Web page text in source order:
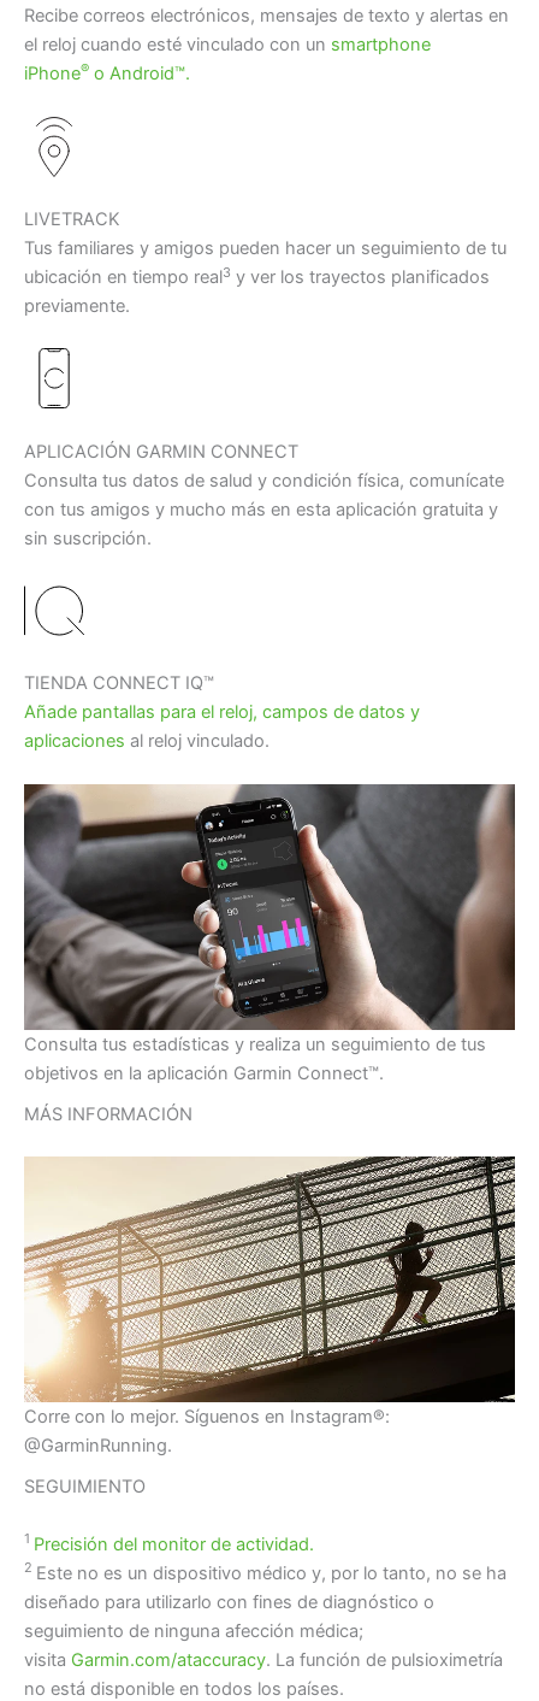
Recibe correos electrónicos, mensajes de texto y alertas en
el reloj cuando esté vinculado con un smartphone
iPhone® o Android™.
LIVETRACK
Tus familiares y amigos pueden hacer un seguimiento de tu
ubicación en tiempo real3 y ver los trayectos planificados
previamente.
APLICACIÓN GARMIN CONNECT
Consulta tus datos de salud y condición física, comunícate
con tus amigos y mucho más en esta aplicación gratuita y
sin suscripción.
TIENDA CONNECT IQ™
Añade pantallas para el reloj, campos de datos y
aplicaciones al reloj vinculado.
Consulta tus estadísticas y realiza un seguimiento de tus
objetivos en la aplicación Garmin Connect™.
MÁS INFORMACIÓN
Corre con lo mejor. Síguenos en Instagram®:
@GarminRunning.
SEGUIMIENTO
1 Precisión del monitor de actividad.
2 Este no es un dispositivo médico y, por lo tanto, no se ha
diseñado para utilizarlo con fines de diagnóstico o
seguimiento de ninguna afección médica;
visita Garmin.com/ataccuracy. La función de pulsioximetría
no está disponible en todos los países.